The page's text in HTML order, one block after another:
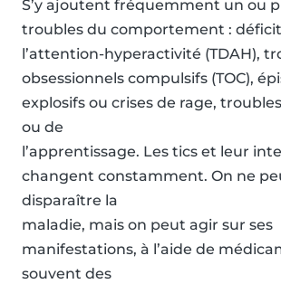
S’y ajoutent fréquemment un ou
troubles du comportement :
l’attention-hyperactivité (TDAH),
obsessionnels compulsifs (TOC),
explosifs ou crises de rage,
ou de
l’apprentissage. Les tics et leur
changent constamment. On ne
disparaître la
maladie, mais on peut agir sur ses
manifestations, à l’aide de
souvent des